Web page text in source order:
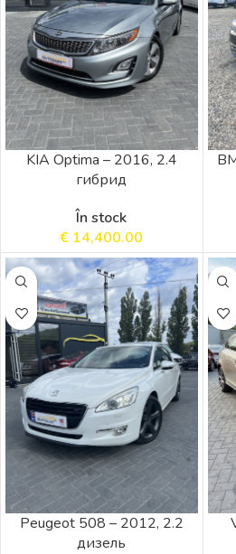
KIA Optima – 2016, 2.4
гибрид
În stock
€ 14,400.00
Peugeot 508 – 2012, 2.2
дизель